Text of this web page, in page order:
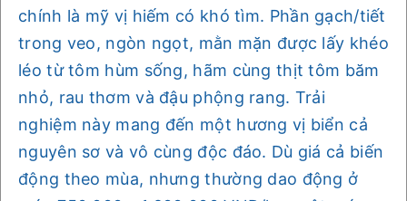
chính là mỹ vị hiếm có khó tìm. Phần gạch/tiết
trong veo, ngòn ngọt, mằn mặn được lấy khéo
léo từ tôm hùm sống, hãm cùng thịt tôm băm
nhỏ, rau thơm và đậu phộng rang. Trải
nghiệm này mang đến một hương vị biển cả
nguyên sơ và vô cùng độc đáo. Dù giá cả biến
động theo mùa, nhưng thường dao động ở